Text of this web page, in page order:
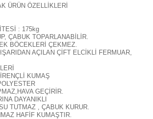
ÜRÜN ÖZELLİKLERİ
: 175kg
ÇABUK TOPARLANABİLİR.
BÖCEKLERİ ÇEKMEZ.
AÇILAN ÇİFT ELCİKLİ FERMUAR,
KUMAŞ
GEÇİRİR.
DAYANIKLI
TUTMAZ , ÇABUK KURUR.
HAFİF KUMAŞTIR.